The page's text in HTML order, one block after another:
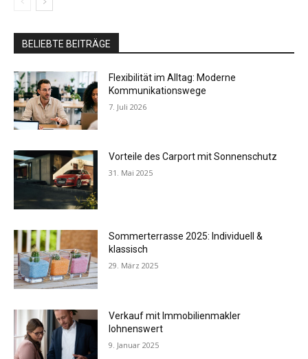
BELIEBTE BEITRÄGE
Flexibilität im Alltag: Moderne
Kommunikationswege
7. Juli 2026
Vorteile des Carport mit Sonnenschutz
31. Mai 2025
Sommerterrasse 2025: Individuell &
klassisch
29. März 2025
Verkauf mit Immobilienmakler
lohnenswert
9. Januar 2025